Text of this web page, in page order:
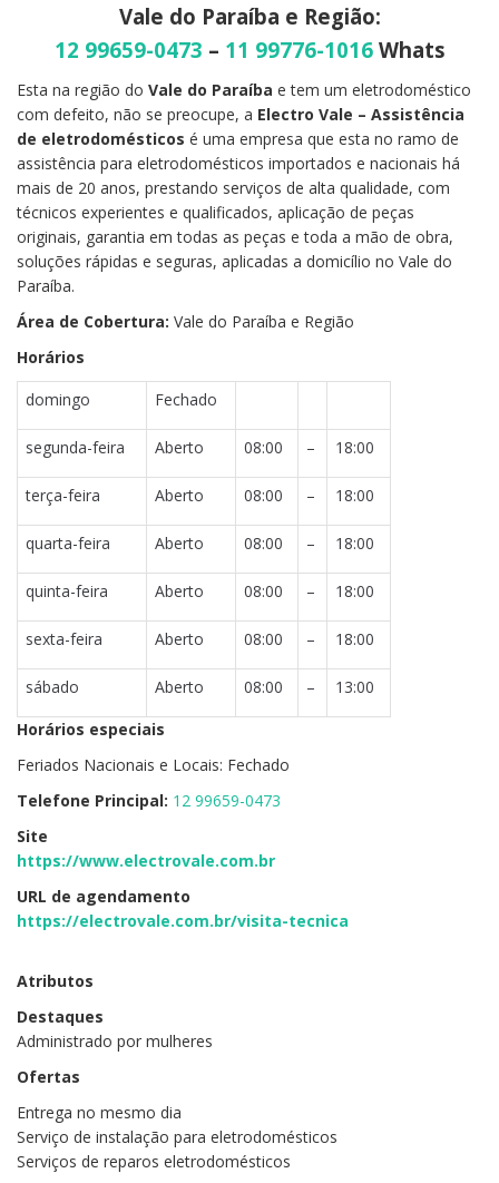
Vale do Paraíba e Região:
12 99659-0473 – 11 99776-1016Whats
Esta na região do Vale do Paraíba e tem um eletrodoméstico
com defeito, não se preocupe, a Electro Vale – Assistência
de eletrodomésticos é uma empresa que esta no ramo de
assistência para eletrodomésticos importados e nacionais há
mais de 20 anos, prestando serviços de alta qualidade, com
técnicos experientes e qualificados, aplicação de peças
originais, garantia em todas as peças e toda a mão de obra,
soluções rápidas e seguras, aplicadas a domicílio no Vale do
Paraíba.
Área de Cobertura: Vale do Paraíba e Região
Horários
domingo
Fechado
segunda-feira Aberto 08:00 – 18:00
terça-feira Aberto 08:00 – 18:00
quarta-feira Aberto 08:00 – 18:00
quinta-feira Aberto 08:00 – 18:00
sexta-feira Aberto 08:00 – 18:00
sábado Aberto 08:00 –
13:00
Horários especiais
Feriados Nacionais e Locais: Fechado
Telefone Principal: 12 99659-0473
Site
https://www.electrovale.com.br
URL de agendamento
https://electrovale.com.br/visita-tecnica
Atributos
Destaques
Administrado por mulheres
Ofertas
Entrega no mesmo dia
Serviço de instalação para eletrodomésticos
Serviços de reparos eletrodomésticos